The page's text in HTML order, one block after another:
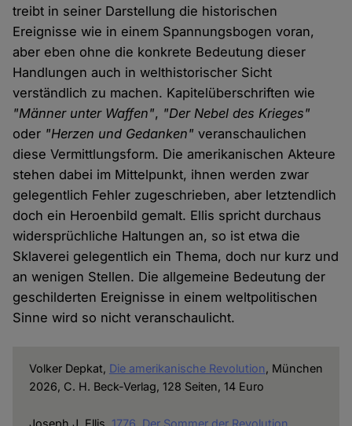
treibt in seiner Darstellung die historischen
Ereignisse wie in einem Spannungsbogen voran,
aber eben ohne die konkrete Bedeutung dieser
Handlungen auch in welthistorischer Sicht
verständlich zu machen. Kapitelüberschriften wie
"Männer unter Waffen", "Der Nebel des Krieges"
oder "Herzen und Gedanken" veranschaulichen
diese Vermittlungsform. Die amerikanischen Akteure
stehen dabei im Mittelpunkt, ihnen werden zwar
gelegentlich Fehler zugeschrieben, aber letztendlich
doch ein Heroenbild gemalt. Ellis spricht durchaus
widersprüchliche Haltungen an, so ist etwa die
Sklaverei gelegentlich ein Thema, doch nur kurz und
an wenigen Stellen. Die allgemeine Bedeutung der
geschilderten Ereignisse in einem weltpolitischen
Sinne wird so nicht veranschaulicht.
Volker Depkat, Die amerikanische Revolution, München
2026, C. H. Beck-Verlag, 128 Seiten, 14 Euro
Joseph J. Ellis, 1776. Der Sommer der Revolution